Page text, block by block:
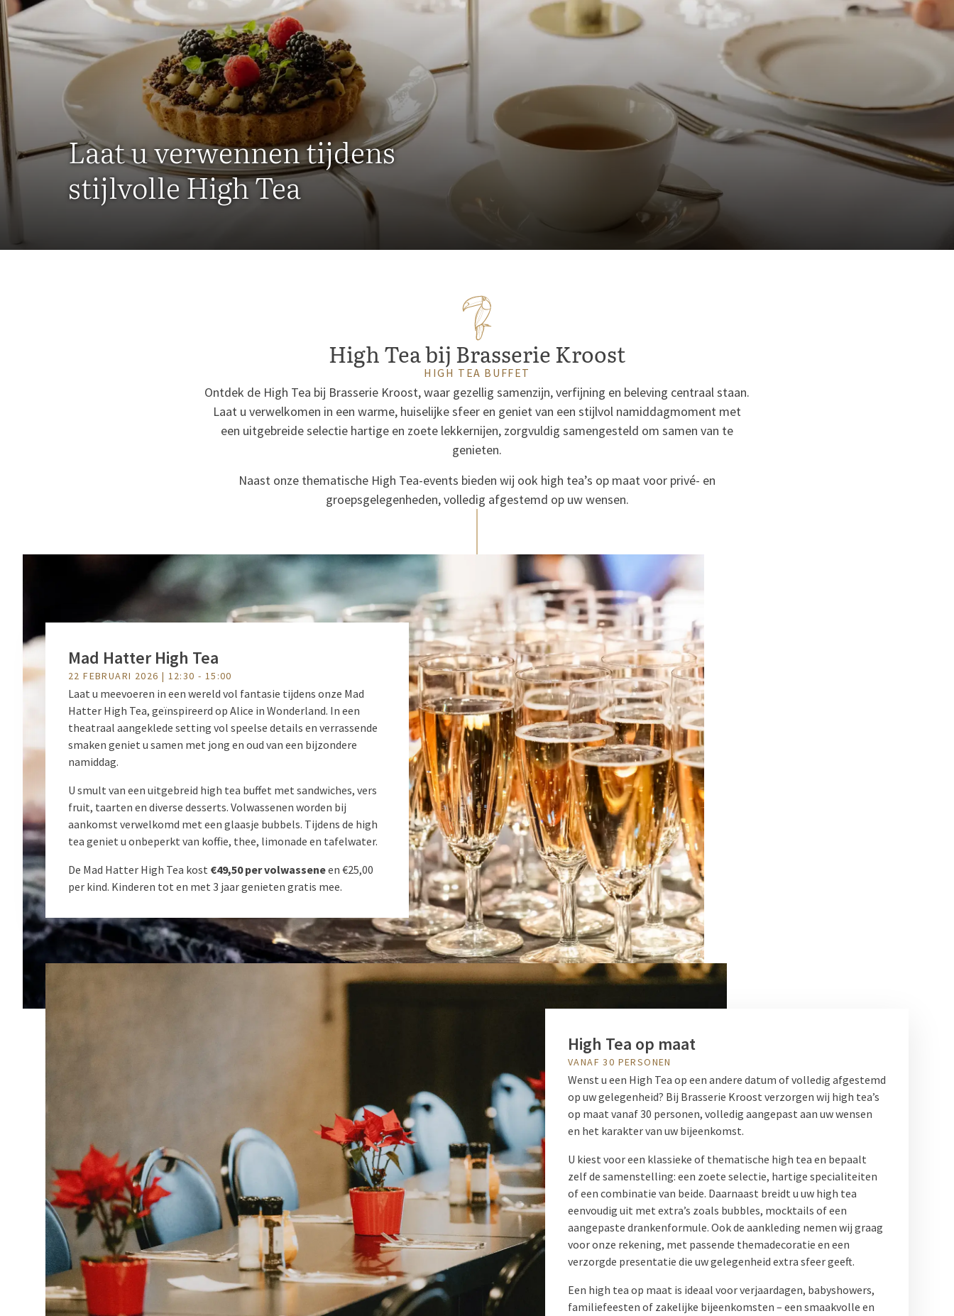
Laat u verwennen tijdens
stijlvolle High Tea
High Tea bij Brasserie Kroost
HIGH TEA BUFFET
Ontdek de High Tea bij Brasserie Kroost, waar gezellig samenzijn, verfijning en beleving centraal staan.
Laat u verwelkomen in een warme, huiselijke sfeer en geniet van een stijlvol namiddagmoment met
een uitgebreide selectie hartige en zoete lekkernijen, zorgvuldig samengesteld om samen van te
genieten.
Naast onze thematische High Tea-events bieden wij ook high tea’s op maat voor privé- en
groepsgelegenheden, volledig afgestemd op uw wensen.
Mad Hatter High Tea
22 FEBRUARI 2026 | 12:30 - 15:00
Laat u meevoeren in een wereld vol fantasie tijdens onze Mad
Hatter High Tea, geïnspireerd op Alice in Wonderland. In een
theatraal aangeklede setting vol speelse details en verrassende
smaken geniet u samen met jong en oud van een bijzondere
namiddag.
U smult van een uitgebreid high tea buffet met sandwiches, vers
fruit, taarten en diverse desserts. Volwassenen worden bij
aankomst verwelkomd met een glaasje bubbels. Tijdens de high
tea geniet u onbeperkt van koffie, thee, limonade en tafelwater.
De Mad Hatter High Tea kost €49,50 per volwasseneen €25,00
per kind. Kinderen tot en met 3 jaar genieten gratis mee.
High Tea op maat
VANAF 30 PERSONEN
Wenst u een High Tea op een andere datum of volledig afgestemd
op uw gelegenheid? Bij Brasserie Kroost verzorgen wij high tea’s
op maat vanaf 30 personen, volledig aangepast aan uw wensen
en het karakter van uw bijeenkomst.
U kiest voor een klassieke of thematische high tea en bepaalt
zelf de samenstelling: een zoete selectie, hartige specialiteiten
of een combinatie van beide. Daarnaast breidt u uw high tea
eenvoudig uit met extra’s zoals bubbles, mocktails of een
aangepaste drankenformule. Ook de aankleding nemen wij graag
voor onze rekening, met passende themadecoratie en een
verzorgde presentatie die uw gelegenheid extra sfeer geeft.
Een high tea op maat is ideaal voor verjaardagen, babyshowers,
familiefeesten of zakelijke bijeenkomsten – een smaakvolle en